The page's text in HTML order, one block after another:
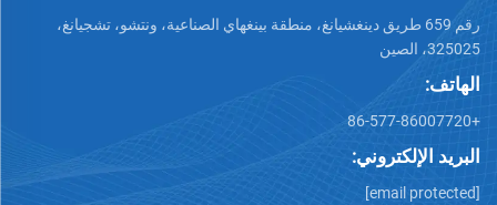
رقم 659 طريق دينغشيانغ، منطقة بينغهاي الصناعية، ونتشو، تشجيانغ،
325025، الصين
الهاتف:
+86-577-86007720
البريد الإلكتروني:
[email protected]